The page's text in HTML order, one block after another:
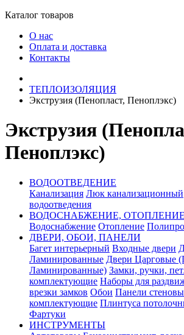
Каталог товаров
О нас
Оплата и доставка
Контакты
ТЕПЛОИЗОЛЯЦИЯ
Экструзия (Пенопласт, Пеноплэкс)
Экструзия
Пеноплэкс)
ВОДООТВЕДЕНИЕ
Канализация Люк канализационный
водоотведения
ВОДОСНАБЖЕНИЕ, ОТОПЛЕНИЕ
Водоснабжение Отопление
ДВЕРИ, ОБОИ, ПАНЕЛИ
Багет интерьерный Входные двери
Ламинированные Двери Царговые
Ламинированные) Замки, ручки,
комплектующие Наборы для
врезки замков Обои Панели
комплектующие Плинтуса
Фартуки
ИНСТРУМЕНТЫ